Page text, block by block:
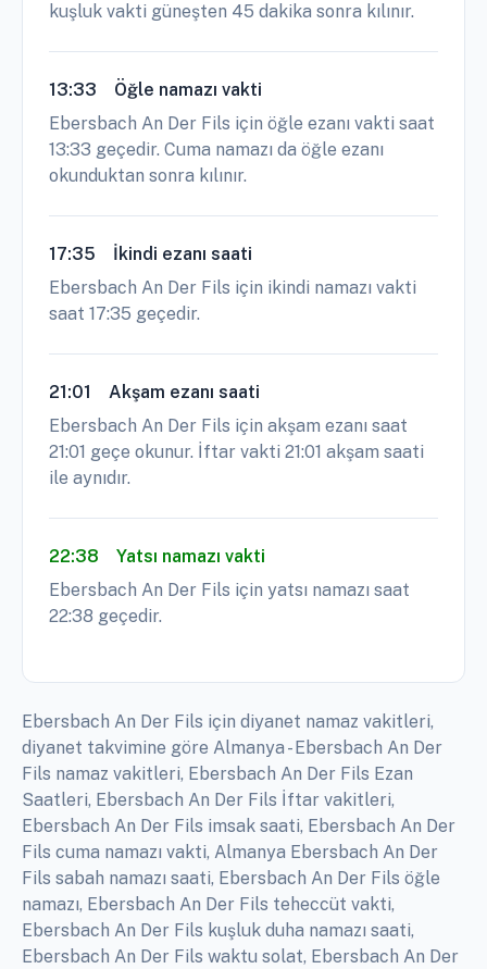
kuşluk vakti güneşten 45 dakika sonra kılınır.
13:33
Öğle namazı vakti
Ebersbach An Der Fils için öğle ezanı vakti saat
13:33 geçedir. Cuma namazı da öğle ezanı
okunduktan sonra kılınır.
17:35
İkindi ezanı saati
Ebersbach An Der Fils için ikindi namazı vakti
saat 17:35 geçedir.
21:01
Akşam ezanı saati
Ebersbach An Der Fils için akşam ezanı saat
21:01 geçe okunur. İftar vakti 21:01 akşam saati
ile aynıdır.
22:38
Yatsı namazı vakti
Ebersbach An Der Fils için yatsı namazı saat
22:38 geçedir.
Ebersbach An Der Fils için diyanet namaz vakitleri,
diyanet takvimine göre Almanya - Ebersbach An Der
Fils namaz vakitleri, Ebersbach An Der Fils Ezan
Saatleri, Ebersbach An Der Fils İftar vakitleri,
Ebersbach An Der Fils imsak saati, Ebersbach An Der
Fils cuma namazı vakti, Almanya Ebersbach An Der
Fils sabah namazı saati, Ebersbach An Der Fils öğle
namazı, Ebersbach An Der Fils teheccüt vakti,
Ebersbach An Der Fils kuşluk duha namazı saati,
Ebersbach An Der Fils waktu solat, Ebersbach An Der